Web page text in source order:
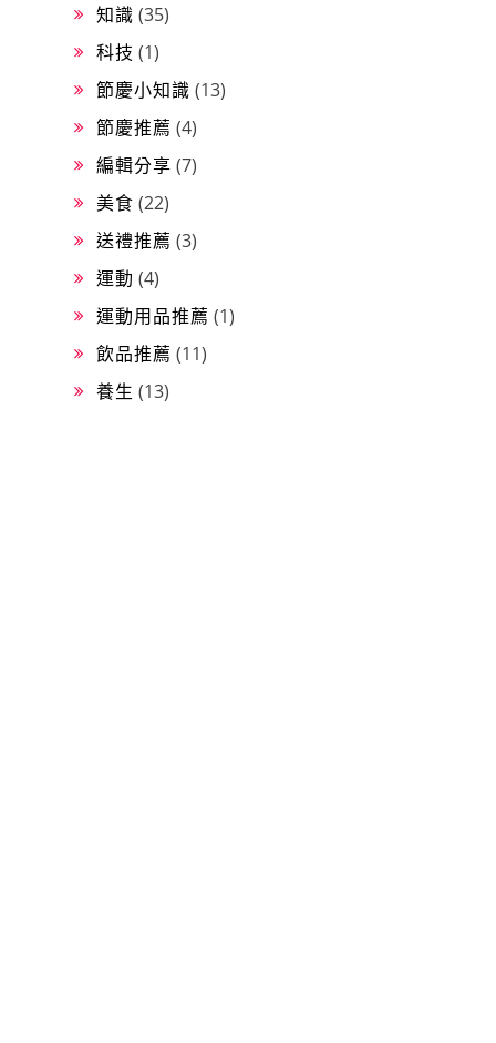
知識 (35)
科技 (1)
節慶小知識 (13)
節慶推薦 (4)
編輯分享 (7)
美食 (22)
送禮推薦 (3)
運動 (4)
運動用品推薦 (1)
飲品推薦 (11)
養生 (13)